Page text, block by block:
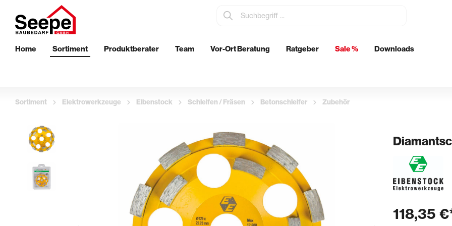
Home Sortiment Produktberater Team Vor-Ort Beratung Ratgeber Sale % Downloads
EPS-Perimeterdämmung
Wand
Metabo
Streichen
Klebebänder & Abdeckvlies
Ersatzbügel & Teleskopstäbe
Aufbringen & Glätten
Glättekellen & Schwertglätter
Putzkellen & Spachtel
Profil- & Eckenkellen
Stachelroller & Stachelschlappen
Rohrdurchführungen
Boden- & Wanddurchführungen
Sortiment Elektrowerkzeuge Eibenstock Schleifen / Fräsen Betonschleifer Zubehör
118,35